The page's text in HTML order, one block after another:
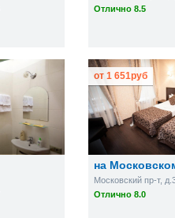
Отлично 8.5
на
Московский пр-т,
Отлично 8.0
от1 651руб